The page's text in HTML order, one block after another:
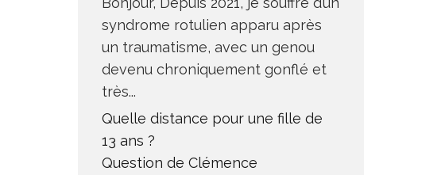
syndrome rotulien apparu après
un traumatisme, avec un genou
devenu chroniquement gonflé et
très...
Quelle distance pour une fille de
13 ans ?
Question de Clémence